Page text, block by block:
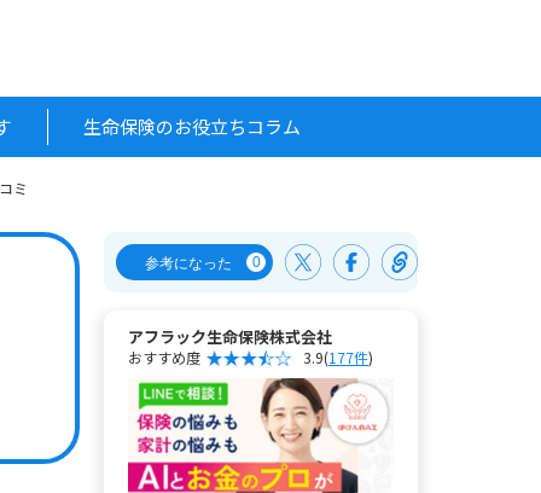
生命保険のお役立ちコラム
ミ
参考になった 0
アフラック生命保険株式会社
おすすめ度 3.9(177件)